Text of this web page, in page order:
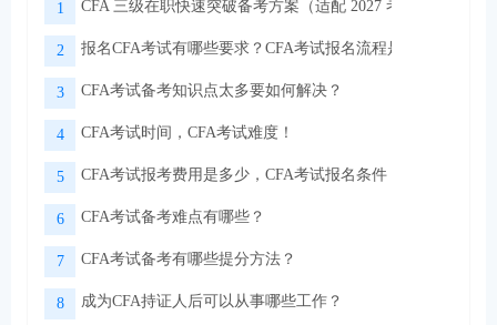
1 CFA 三级在职快速突破备考方案（适配 2027 考季）
2 报名CFA考试有哪些要求？CFA考试报名流程是怎样的？
3 CFA考试备考知识点太多要如何解决？
4 CFA考试时间，CFA考试难度！
5 CFA考试报考费用是多少，CFA考试报名条件！
6 CFA考试备考难点有哪些？
7 CFA考试备考有哪些提分方法？
8 成为CFA持证人后可以从事哪些工作？